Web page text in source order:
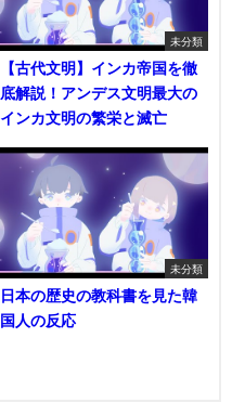
未分類
【古代文明】インカ帝国を徹
底解説！アンデス文明最大の
インカ文明の繁栄と滅亡
未分類
日本の歴史の教科書を見た韓
国人の反応